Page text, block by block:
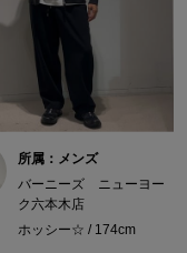
所属：メンズ
バーニーズ ニューヨー
ク六本木店
ホッシー☆ / 174cm